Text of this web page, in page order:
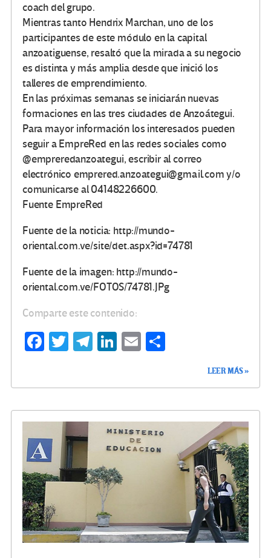
coach del grupo.
Mientras tanto Hendrix Marchan, uno de los
participantes de este módulo en la capital
anzoatiguense, resaltó que la mirada a su negocio
es distinta y más amplia desde que inició los
talleres de emprendimiento.
En las próximas semanas se iniciarán nuevas
formaciones en las tres ciudades de Anzoátegui.
Para mayor información los interesados pueden
seguir a EmpreRed en las redes sociales como
@empreredanzoategui, escribir al correo
electrónico emprered.anzoategui@gmail.com y/o
comunicarse al 04148226600.
Fuente EmpreRed
Fuente de la noticia: http://mundo-
oriental.com.ve/site/det.aspx?id=74781
Fuente de la imagen: http://mundo-
oriental.com.ve/FOTOS/74781.JPg
Comparte este contenido:
Fa
o
k
T
Te
m
Li
n
E
ar
LEER MÁS »